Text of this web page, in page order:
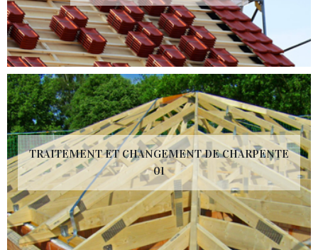
TRAITEMENT ET CHANGEMENT DE CHARPENTE
01